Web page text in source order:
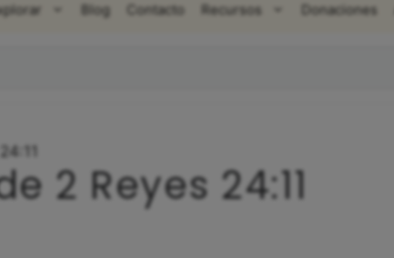
Blog Contacto Recursos Donaciones
2 Reyes 24:11